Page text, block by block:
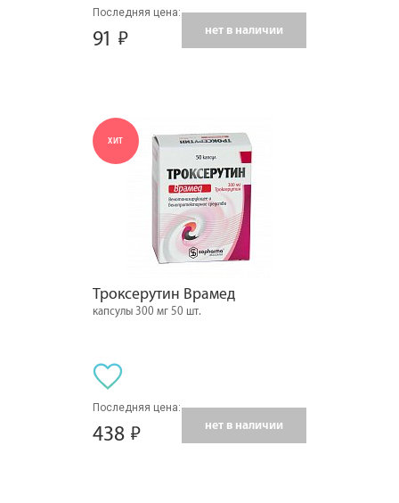
Последняя цена:
91 нет в наличии
ХИТ
Троксерутин Врамед
капсулы 300 мг 50 шт.
Последняя цена:
438 нет в наличии